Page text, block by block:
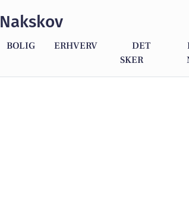
Nakskov
BOLIG ERHVERV
DET
SKER